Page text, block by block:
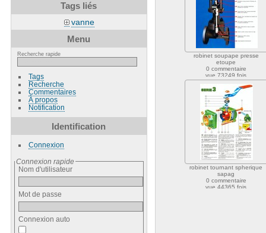
Tags liés
vanne
Menu
Recherche rapide
Tags
Recherche
Commentaires
À propos
Notification
Identification
Connexion
Connexion rapide
Nom d'utilisateur
Mot de passe
Connexion auto
robinet soupape presse
etoupe
0 commentaire
vue 73249 fois
robinet tournant spherique
sapag
0 commentaire
vue 44365 fois